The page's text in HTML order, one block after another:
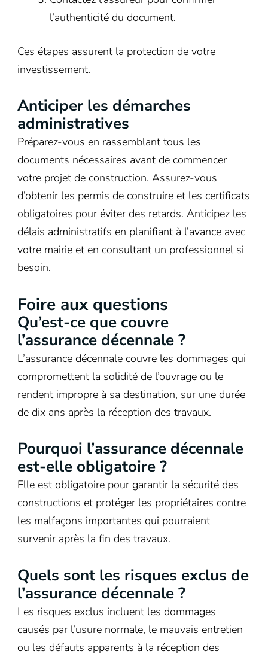
l’authenticité du document.
Ces étapes assurent la protection de votre
investissement.
Anticiper les démarches
administratives
Préparez-vous en rassemblant tous les
documents nécessaires avant de commencer
votre projet de construction. Assurez-vous
d’obtenir les permis de construire et les certificats
obligatoires pour éviter des retards. Anticipez les
délais administratifs en planifiant à l’avance avec
votre mairie et en consultant un professionnel si
besoin.
Foire aux questions
Qu’est-ce que couvre
l’assurance décennale ?
L’assurance décennale couvre les dommages qui
compromettent la solidité de l’ouvrage ou le
rendent impropre à sa destination, sur une durée
de dix ans après la réception des travaux.
Pourquoi l’assurance décennale
est-elle obligatoire ?
Elle est obligatoire pour garantir la sécurité des
constructions et protéger les propriétaires contre
les malfaçons importantes qui pourraient
survenir après la fin des travaux.
Quels sont les risques exclus de
l’assurance décennale ?
Les risques exclus incluent les dommages
causés par l’usure normale, le mauvais entretien
ou les défauts apparents à la réception des